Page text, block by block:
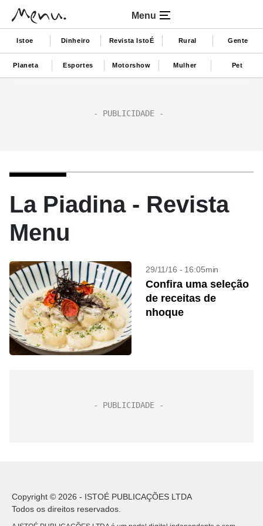
Menu
Istoe Dinheiro Revista IstoÉ Rural Gente
Planeta Esportes Motorshow Mulher Pet
La Piadina - Revista
Menu
29/11/16 - 16:05min
Confira uma seleção
de receitas de
nhoque
Copyright © 2026 - ISTOÉ PUBLICAÇÕES LTDA
Todos os direitos reservados.